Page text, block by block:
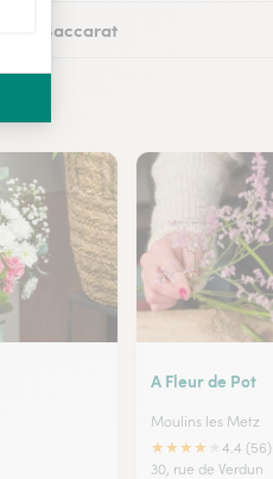
à Baccarat
A Fleur de Pot
Moulins les Metz
★★★★
4.4 (56)
30, rue de Verdun